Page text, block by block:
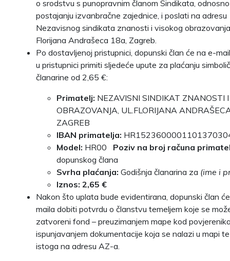
o srodstvu s punopravnim članom Sindikata,
postajanju izvanbračne zajednice, i poslati na adresu
Nezavisnog sindikata znanosti i visokog
Florijana Andrašeca 18a, Zagreb.
Po dostavljenoj pristupnici, dopunski član će na e-
u pristupnici primiti sljedeće upute za plaćanju
članarine od 2,65 €:
Primatelj: NEZAVISNI SINDIKAT ZNANOSTI I
OBRAZOVANJA, UL.FLORIJANA
ZAGREB
IBAN primatelja:
Model: HR00
Poziv na broj računa
dopunskog člana
Svrha plaćanja: Godišnja članarina za (ime i
Iznos: 2,65 €
Nakon što uplata bude evidentirana, dopunski član
maila dobiti potvrdu o članstvu temeljem koje se
zatvoreni fond – preuzimanjem mape kod
ispunjavanjem dokumentacije koja se nalazi u mapi
istoga na adresu AZ-a.